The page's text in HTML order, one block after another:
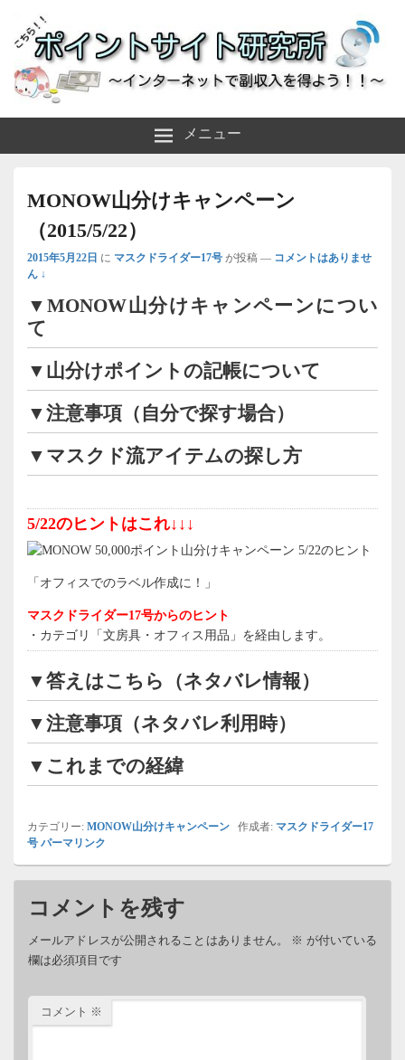
ポイントサイト研究所
メニュー
MONOW山分けキャンペーン
（2015/5/22）
2015年5月22日 に マスクドライダー17号 が投稿 — コメントはありませ
ん ↓
▼MONOW山分けキャンペーンについ
て
▼山分けポイントの記帳について
▼注意事項（自分で探す場合）
▼マスクド流アイテムの探し方
5/22のヒントはこれ↓↓↓
「オフィスでのラベル作成に！」
マスクドライダー17号からのヒント
・カテゴリ「文房具・オフィス用品」を経由します。
▼答えはこちら（ネタバレ情報）
▼注意事項（ネタバレ利用時）
▼これまでの経緯
カテゴリー: MONOW山分けキャンペーン 作成者: マスクドライダー17
号 パーマリンク
コメントを残す
メールアドレスが公開されることはありません。 ※ が付いている
欄は必須項目です
コメント ※